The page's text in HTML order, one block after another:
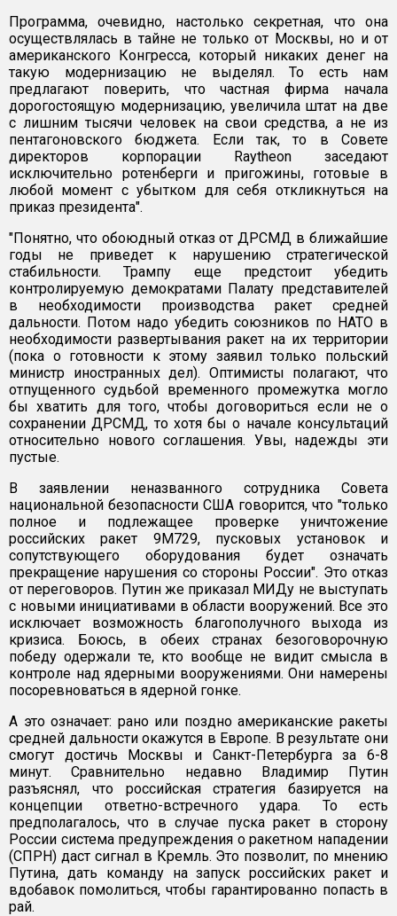
Программа, очевидно, настолько секретная, что она
осуществлялась в тайне не только от Москвы, но и от
американского Конгресса, который никаких денег на
такую модернизацию не выделял. То есть нам
предлагают поверить, что частная фирма начала
дорогостоящую модернизацию, увеличила штат на две
с лишним тысячи человек на свои средства, а не из
пентагоновского бюджета. Если так, то в Совете
директоров корпорации Raytheon заседают
исключительно ротенберги и пригожины, готовые в
любой момент с убытком для себя откликнуться на
приказ президента".
"Понятно, что обоюдный отказ от ДРСМД в ближайшие
годы не приведет к нарушению стратегической
стабильности. Трампу еще предстоит убедить
контролируемую демократами Палату представителей
в необходимости производства ракет средней
дальности. Потом надо убедить союзников по НАТО в
необходимости развертывания ракет на их территории
(пока о готовности к этому заявил только польский
министр иностранных дел). Оптимисты полагают, что
отпущенного судьбой временного промежутка могло
бы хватить для того, чтобы договориться если не о
сохранении ДРСМД, то хотя бы о начале консультаций
относительно нового соглашения. Увы, надежды эти
пустые.
В заявлении неназванного сотрудника Совета
национальной безопасности США говорится, что "только
полное и подлежащее проверке уничтожение
российских ракет 9М729, пусковых установок и
сопутствующего оборудования будет означать
прекращение нарушения со стороны России". Это отказ
от переговоров. Путин же приказал МИДу не выступать
с новыми инициативами в области вооружений. Все это
исключает возможность благополучного выхода из
кризиса. Боюсь, в обеих странах безоговорочную
победу одержали те, кто вообще не видит смысла в
контроле над ядерными вооружениями. Они намерены
посоревноваться в ядерной гонке.
А это означает: рано или поздно американские ракеты
средней дальности окажутся в Европе. В результате они
смогут достичь Москвы и Санкт-Петербурга за 6-8
минут. Сравнительно недавно Владимир Путин
разъяснял, что российская стратегия базируется на
концепции ответно-встречного удара. То есть
предполагалось, что в случае пуска ракет в сторону
России система предупреждения о ракетном нападении
(СПРН) даст сигнал в Кремль. Это позволит, по мнению
Путина, дать команду на запуск российских ракет и
вдобавок помолиться, чтобы гарантированно попасть в
рай.